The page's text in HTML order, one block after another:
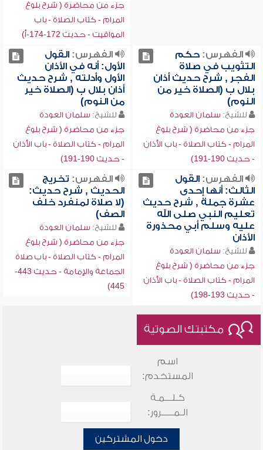
جزء من محاضرة ( شرح بلوغ
المرام - كتاب الصلاة - باب
المواقيت - حديث 172-174-أ)
الفهرس:حكم
التثويب في صلاة
الفجر , شرح حديث أذان
بلال ب (الصلاة خير من
النوم)
للشيخ: سلمان العودة
جزء من محاضرة ( شرح بلوغ
المرام - كتاب الصلاة - باب الأذان
- حديث 190-191)
الفهرس:القول
الأول: أنه في الأذان
الأول وأدلته , شرح حديث
أذان بلال ب (الصلاة خير
من النوم)
للشيخ: سلمان العودة
جزء من محاضرة ( شرح بلوغ
المرام - كتاب الصلاة - باب الأذان
- حديث 190-191)
الفهرس:القول
الثالث: أنها إحدى
عشرة جملة , شرح حديث
تعليم النبي صلى الله
عليه وسلم أبي محذورة
الأذان
للشيخ: سلمان العودة
جزء من محاضرة ( شرح بلوغ
المرام - كتاب الصلاة - باب الأذان
- حديث 193-198)
الفهرس: تخريج
الحديث , شرح حديث:
(لا صلاة لمنفرد خلف
الصف)
للشيخ: سلمان العودة
جزء من محاضرة ( شرح بلوغ
المرام - كتاب الصلاة - باب صلاة
الجماعة والإمامة - حديث 443-
445)
مكتبتك الصوتية
اسم
المستخدم:
كـلـــمـة
الـمـــــرور:
دخول المشتركين